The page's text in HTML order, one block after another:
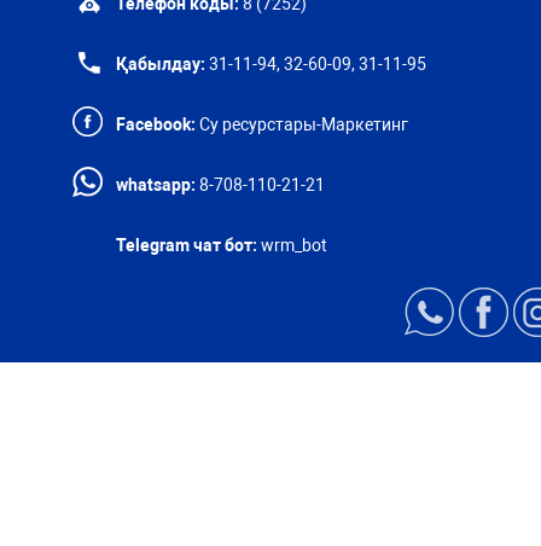
Қабылдау: 31-11-94, 32-60-09, 31-11-95
Facebook: Су ресурстары-Маркетинг
whatsapp: 8-708-110-21-21
Telegram чат бот: wrm_bot